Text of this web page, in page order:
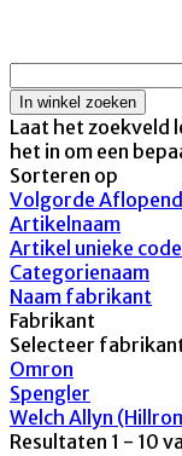
Laat het zoekveld
het in om een
Sorteren op
Volgorde
Artikelnaam
Artikel unieke code
Categorienaam
Naam fabrikant
Fabrikant
Selecteer
Omron
Spengler
Welch Allyn
Resultaten 1 - 10